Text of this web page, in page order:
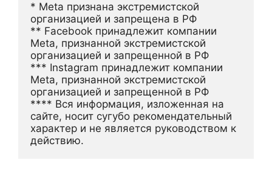
* Meta признана экстремистской
организацией и запрещена в РФ
** Facebook принадлежит компании
Meta, признанной экстремистской
организацией и запрещенной в РФ
*** Instagram принадлежит компании
Meta, признанной экстремистской
организацией и запрещенной в РФ
**** Вся информация, изложенная на
сайте, носит сугубо рекомендательный
характер и не является руководством к
действию.